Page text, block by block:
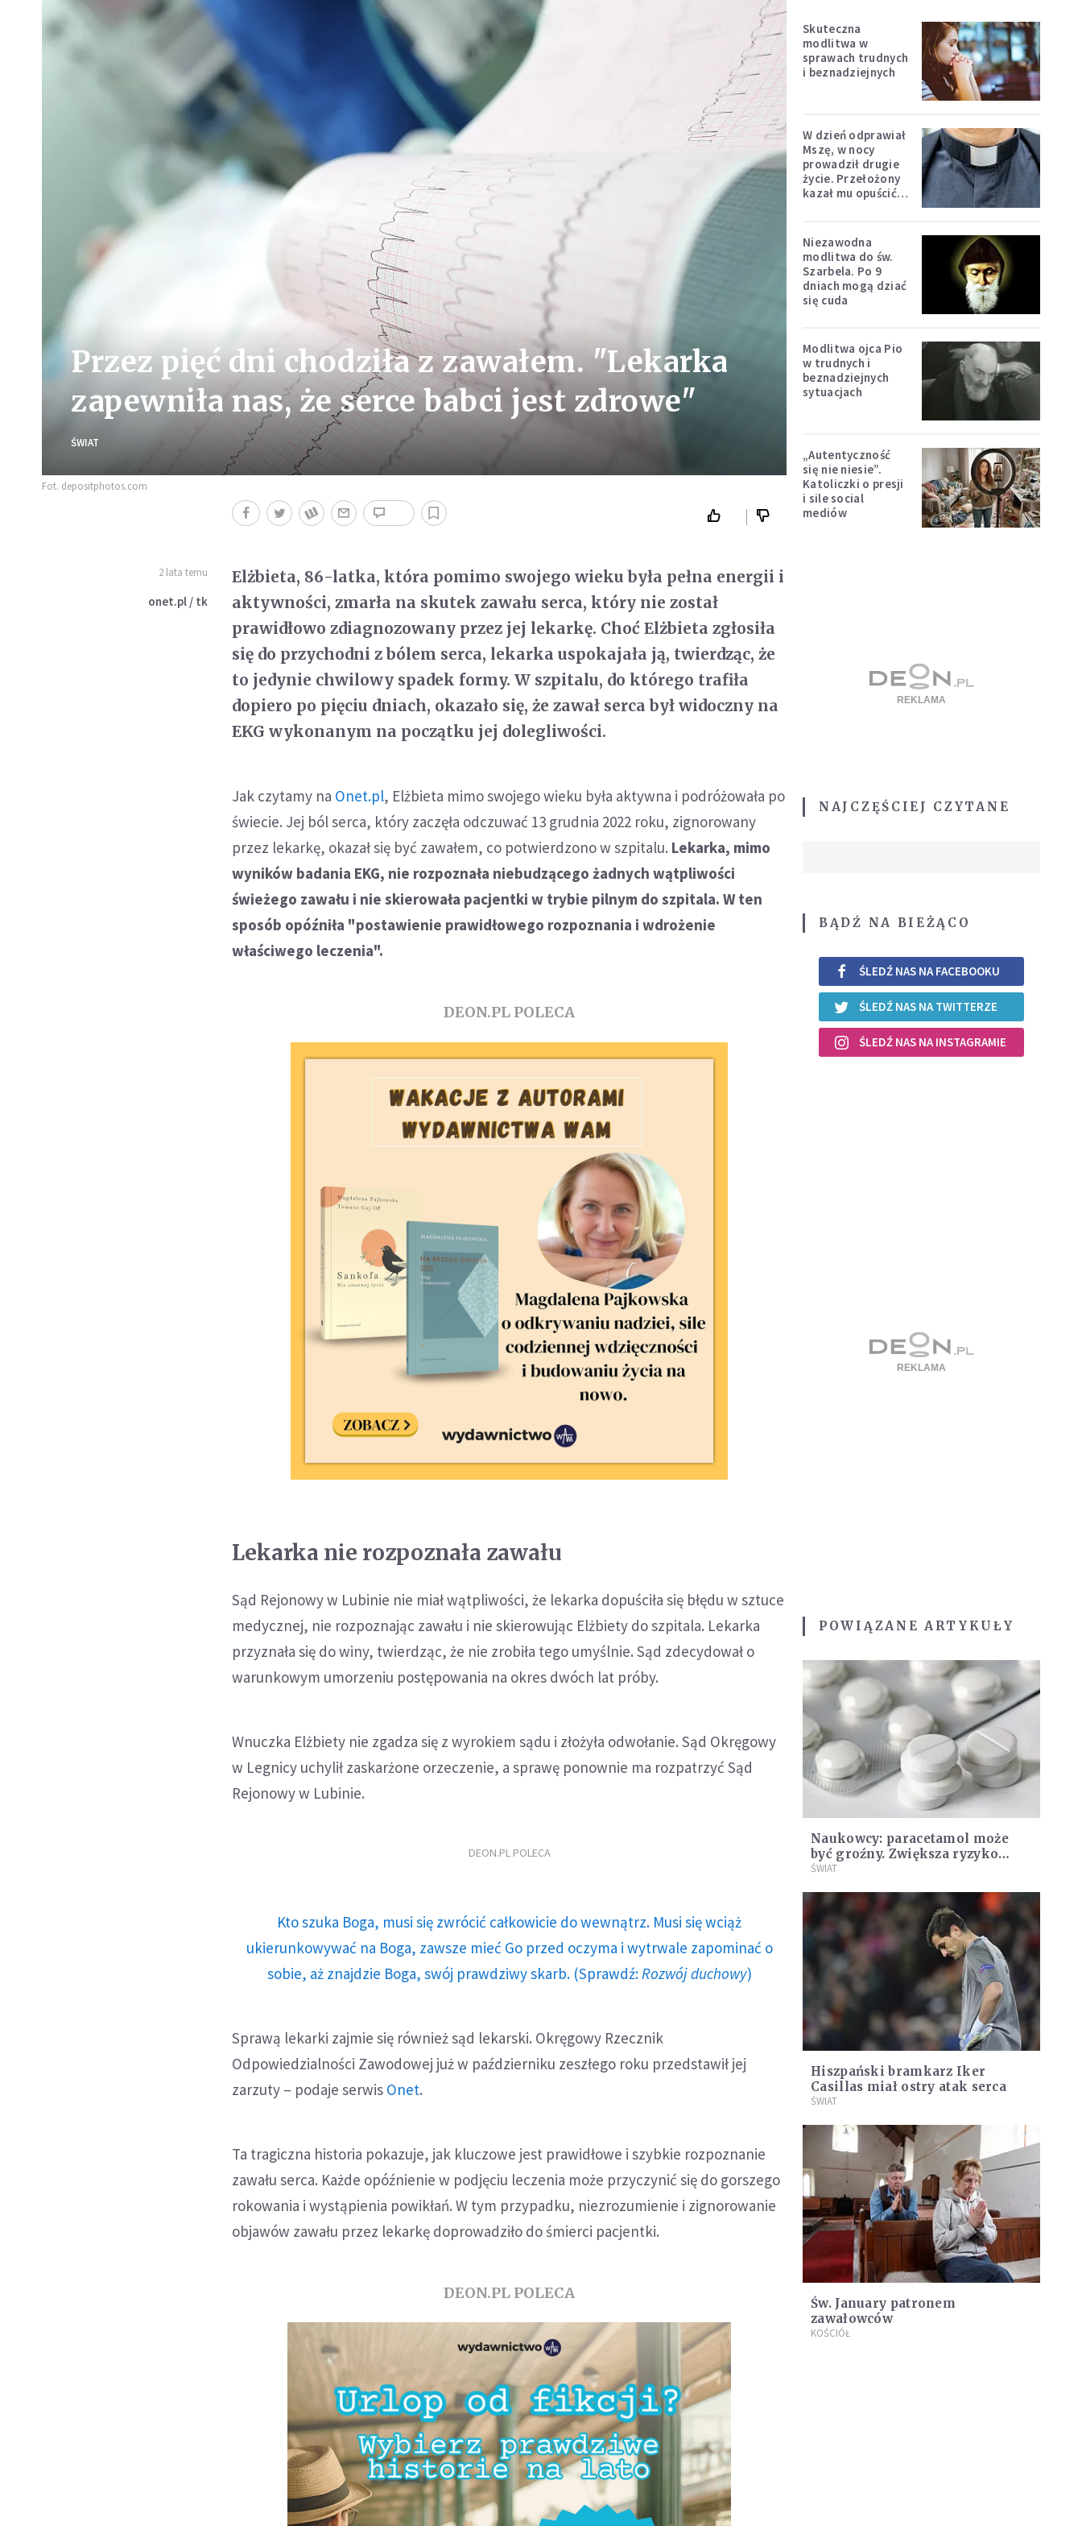
Przez pięć dni chodziła z zawałem. "Lekarka
zapewniła nas, że serce babci jest zdrowe"
ŚWIAT
Fot. depositphotos.com
2 lata temu
onet.pl / tk
Elżbieta, 86-latka, która pomimo swojego wieku była pełna energii i
aktywności, zmarła na skutek zawału serca, który nie został
prawidłowo zdiagnozowany przez jej lekarkę. Choć Elżbieta zgłosiła
się do przychodni z bólem serca, lekarka uspokajała ją, twierdząc, że
to jedynie chwilowy spadek formy. W szpitalu, do którego trafiła
dopiero po pięciu dniach, okazało się, że zawał serca był widoczny na
EKG wykonanym na początku jej dolegliwości.
Jak czytamy na Onet.pl, Elżbieta mimo swojego wieku była aktywna i podróżowała po
świecie. Jej ból serca, który zaczęła odczuwać 13 grudnia 2022 roku, zignorowany
przez lekarkę, okazał się być zawałem, co potwierdzono w szpitalu. Lekarka, mimo
wyników badania EKG, nie rozpoznała niebudzącego żadnych wątpliwości
świeżego zawału i nie skierowała pacjentki w trybie pilnym do szpitala. W ten
sposób opóźniła "postawienie prawidłowego rozpoznania i wdrożenie
właściwego leczenia".
DEON.PL POLECA
Lekarka nie rozpoznała zawału
Sąd Rejonowy w Lubinie nie miał wątpliwości, że lekarka dopuściła się błędu w sztuce
medycznej, nie rozpoznając zawału i nie skierowując Elżbiety do szpitala. Lekarka
przyznała się do winy, twierdząc, że nie zrobiła tego umyślnie. Sąd zdecydował o
warunkowym umorzeniu postępowania na okres dwóch lat próby.
Wnuczka Elżbiety nie zgadza się z wyrokiem sądu i złożyła odwołanie. Sąd Okręgowy
w Legnicy uchylił zaskarżone orzeczenie, a sprawę ponownie ma rozpatrzyć Sąd
Rejonowy w Lubinie.
DEON.PL POLECA
Kto szuka Boga, musi się zwrócić całkowicie do wewnątrz. Musi się wciąż
ukierunkowywać na Boga, zawsze mieć Go przed oczyma i wytrwale zapominać o
sobie, aż znajdzie Boga, swój prawdziwy skarb. (Sprawdź: Rozwój duchowy)
Sprawą lekarki zajmie się również sąd lekarski. Okręgowy Rzecznik
Odpowiedzialności Zawodowej już w październiku zeszłego roku przedstawił jej
zarzuty – podaje serwis Onet.
Ta tragiczna historia pokazuje, jak kluczowe jest prawidłowe i szybkie rozpoznanie
zawału serca. Każde opóźnienie w podjęciu leczenia może przyczynić się do gorszego
rokowania i wystąpienia powikłań. W tym przypadku, niezrozumienie i zignorowanie
objawów zawału przez lekarkę doprowadziło do śmierci pacjentki.
DEON.PL POLECA
Skuteczna
modlitwa w
sprawach trudnych
i beznadziejnych
W dzień odprawiał
Mszę, w nocy
prowadził drugie
życie. Przełożony
kazał mu opuścić
Niezawodna
modlitwa do św.
Szarbela. Po 9
dniach mogą dziać
się cuda
Modlitwa ojca Pio
w trudnych i
beznadziejnych
sytuacjach
„Autentyczność
się nie niesie”.
Katoliczki o presji
i sile social
mediów
NAJCZĘŚCIEJ CZYTANE
BĄDŹ NA BIEŻĄCO
ŚLEDŹ NAS NA FACEBOOKU
ŚLEDŹ NAS NA TWITTERZE
ŚLEDŹ NAS NA INSTAGRAMIE
POWIĄZANE ARTYKUŁY
Naukowcy: paracetamol może
być groźny. Zwiększa ryzyko
zawałów i udarów
ŚWIAT
Hiszpański bramkarz Iker
Casillas miał ostry atak serca
ŚWIAT
Św. January patronem
zawałowców
KOŚCIÓŁ